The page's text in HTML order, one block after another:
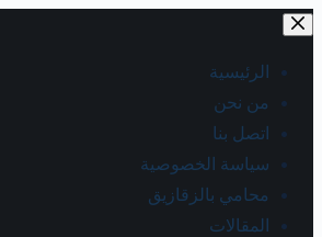
الرئيسية
من نحن
اتصل بنا
سياسة الخصوصية
محامي بالزقازيق
المقالات